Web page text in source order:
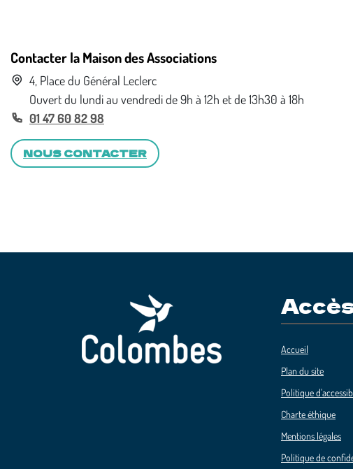
Contacter la Maison des Associations
4, Place du Général Leclerc
Ouvert du lundi au vendredi de 9h à 12h et de 13h30 à 18h
01 47 60 82 98
NOUS CONTACTER
Accueil
Plan du site
Politique
Charte éthique
Mentions légales
Politique de